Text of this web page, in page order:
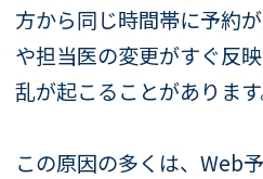
方から同じ時間帯に予約
や担当医の変更がすぐ反
乱が起こることがあります
この原因の多くは、Web